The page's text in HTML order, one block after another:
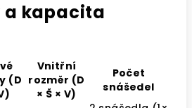
a kapacita
(D
Vnitřní
rozměr (D
× Š × V)
Počet
snášedel